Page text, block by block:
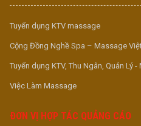
Tuyển dụng KTV massage
Cộng Đồng Nghề Spa – Massage
Tuyển dụng KTV, Thu Ngân, Quản Lý
Việc Làm Massage
ĐƠN VỊ HỢP TÁC QUẢNG CÁO